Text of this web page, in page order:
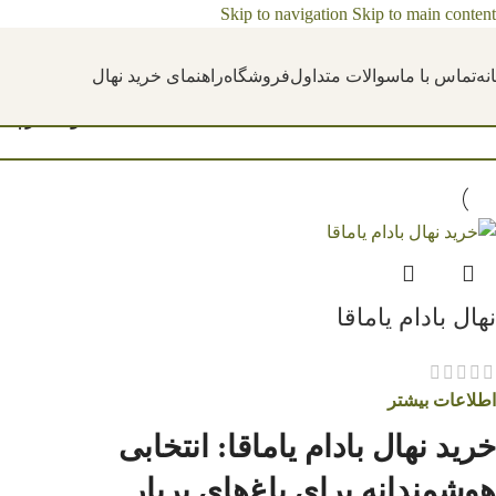
Skip to navigation Skip to main content
تماس با ماسوالات متداولفروشگاهراهنمای خرید نهال
نهال بادام یاماقا
اطلاعات بیشتر
خرید نهال بادام یاماقا: انتخابی